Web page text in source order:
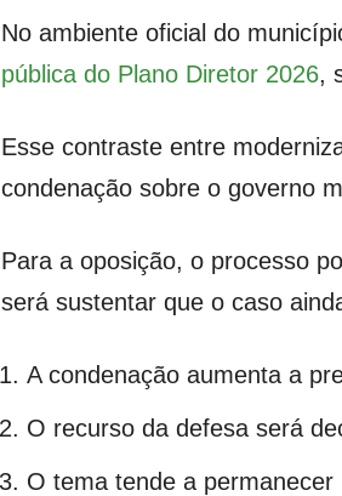
No ambiente oficial do
pública do Plano Diretor 2026,
Esse contraste entre
condenação sobre o governo
Para a oposição, o processo
será sustentar que o caso
A condenação aumenta a
O recurso da defesa será
O tema tende a